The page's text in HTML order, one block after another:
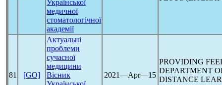
Української
медичної
стоматологічної
академії
81 [GO]
Актуальні
проблеми
сучасної
медицини
Вісник
2021―Apr―15
PROVIDING
DEPARTMENT
DISTANCE